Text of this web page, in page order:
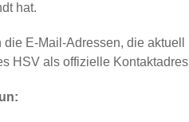
hat.
die E-Mail-Adressen, die aktuell
HSV als offizielle